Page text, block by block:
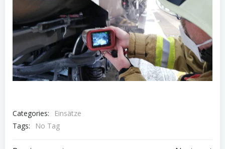
Categories:
Einsätze
Tags:
No Tag